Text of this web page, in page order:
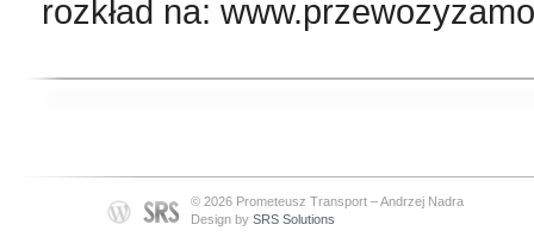
rozkład na:
© 2026 Prometeusz Transport – Andrzej Nadra
Design by SRS Solutions